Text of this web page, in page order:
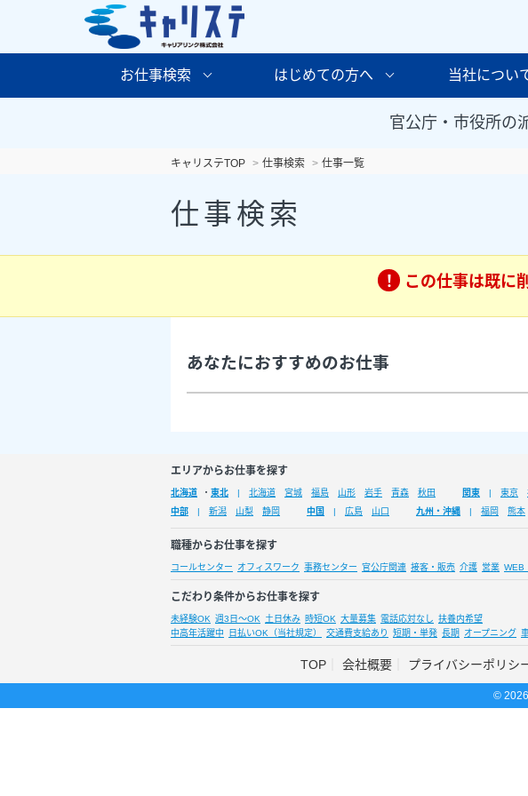
お仕事検索 はじめての方へ 当社につい
官公庁・市役所の
キャリステTOP 仕事検索 仕事一覧
仕事検索
この仕事は既に
あなたにおすすめのお仕事
エリアからお仕事を探す
北海道 ・ 東北 北海道 宮城 福島 山形 岩手 青森 秋田 関東 東京
中部
新潟 山梨 静岡 中国 広島 山口 九州・沖縄 福岡 熊本
職種からお仕事を探す
コールセンター オフィスワーク 事務センター 官公庁関連 接客・販売 介護 営業 WEB
こだわり条件からお仕事を探す
未経験OK 週3日～OK 土日休み 時短OK 大量募集 電話応対なし 扶養内希望
中高年活躍中
日払いOK（当社規定） 交通費支給あり 短期・単発 長期 オープニング
TOP 会社概要 プライバシーポリシ
©